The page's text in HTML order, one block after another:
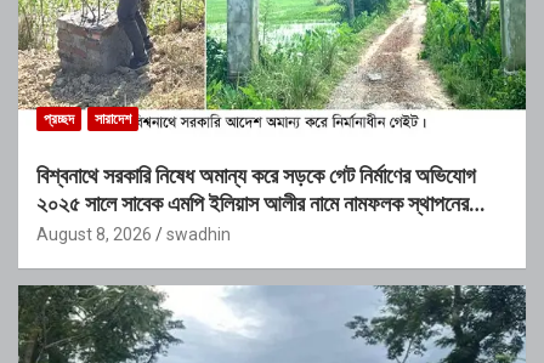
প্রচ্ছদ সারাদেশ
বিশ্বনাথে সরকারি নিষেধ অমান্য করে সড়কে গেট নির্মাণের অভিযোগ
২০২৫ সালে সাবেক এমপি ইলিয়াস আলীর নামে নামফলক স্থাপনের
অভিযোগ
August 8, 2026 swadhin